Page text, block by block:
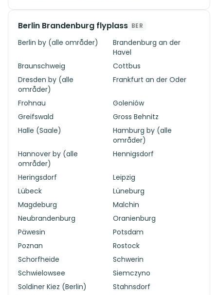
Berlin Brandenburg flyplass BER
Berlin by (alle områder)
Brandenburg an der
Havel
Braunschweig
Cottbus
Dresden by (alle
områder)
Frankfurt an der Oder
Frohnau
Goleniów
Greifswald
Gross Behnitz
Halle (Saale)
Hamburg by (alle
områder)
Hannover by (alle
områder)
Hennigsdorf
Heringsdorf
Leipzig
Lübeck
Lüneburg
Magdeburg
Malchin
Neubrandenburg
Oranienburg
Päwesin
Potsdam
Poznan
Rostock
Schorfheide
Schwerin
Schwielowsee
Siemczyno
Soldiner Kiez (Berlin)
Stahnsdorf